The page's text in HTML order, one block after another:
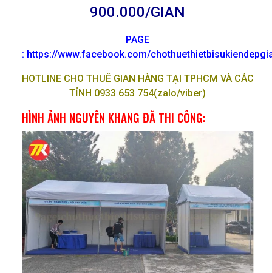
900.000/GIAN
PAGE
: https://www.facebook.com/
HOTLINE CHO THUÊ GIAN HÀNG TẠI TPHCM VÀ CÁC
TỈNH 0933 653 754(zalo/viber)
HÌNH ẢNH NGUYÊN KHANG ĐÃ THI CÔNG: